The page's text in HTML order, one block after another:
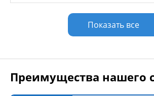
Показать все
Преимущества нашего